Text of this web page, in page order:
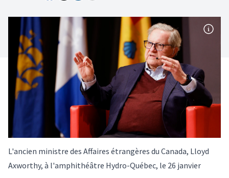
L'ancien ministre des Affaires étrangères du Canada, Lloyd
Axworthy, à l'amphithéâtre Hydro-Québec, le 26 janvier